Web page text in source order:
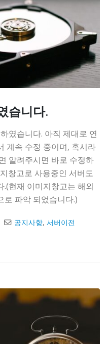
습니다.
였습니다. 아직 제대로 연
계속 수정 중이며, 혹시라
알려주시면 바로 수정하
창고로 사용중인 서버도
현재 이미지창고는 해외
로 파악 되었습니다.)
공지사항,서버이전